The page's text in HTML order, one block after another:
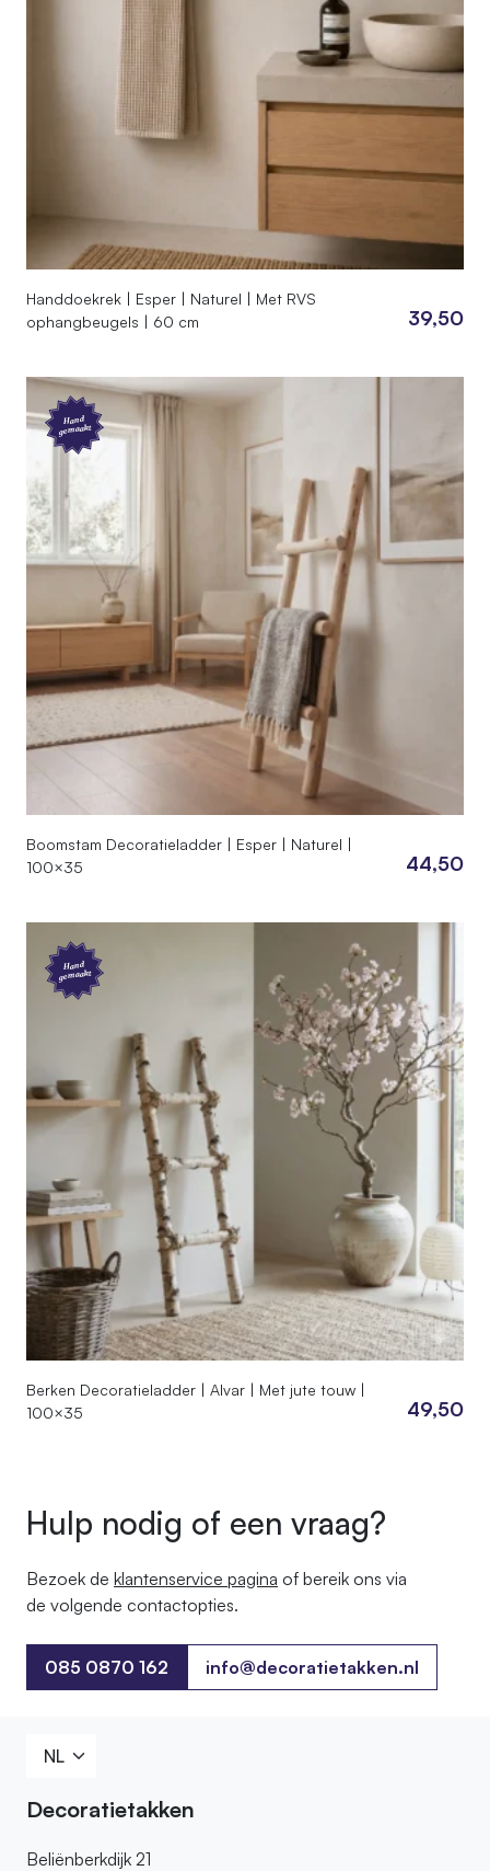
Handdoekrek | Esper | Naturel | Met RVS
ophangbeugels | 60 cm
39,50
Hand
gemaakt
Boomstam Decoratieladder | Esper | Naturel |
100×35
44,50
Hand
gemaakt
Berken Decoratieladder | Alvar | Met jute touw |
100×35
49,50
Hulp nodig of een vraag?
Bezoek de klantenservice pagina of bereik ons ​​via
de volgende contactopties.
085 0870 162
085 0870 162
info@decoratietakken.nl
Decoratietakken
Beliënberkdijk 21